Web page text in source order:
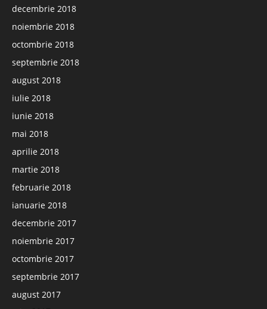
decembrie 2018
noiembrie 2018
octombrie 2018
septembrie 2018
august 2018
iulie 2018
iunie 2018
mai 2018
aprilie 2018
martie 2018
februarie 2018
ianuarie 2018
decembrie 2017
noiembrie 2017
octombrie 2017
septembrie 2017
august 2017